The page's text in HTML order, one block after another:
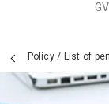
Policy/ List of